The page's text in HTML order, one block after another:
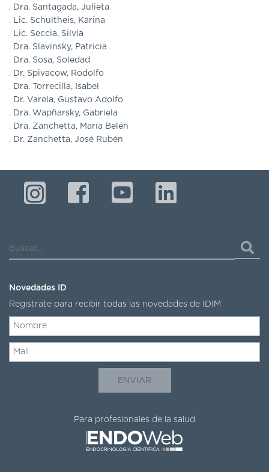
Dra. Santagada, Julieta
Lic. Schultheis, Karina
Lic. Seccia, Silvia
Dra. Slavinsky, Patricia
Dra. Sosa, Soledad
Dr. Spivacow, Rodolfo
Dra. Torrecilla, Isabel
Dr. Varela, Gustavo Adolfo
Dra. Wapñarsky, Gabriela
Dra. Zanchetta, María Belén
Dr. Zanchetta, José Rubén
Para profesionales de la salud
Novedades ID
Registrate para recibir todas las novedades de IDIM